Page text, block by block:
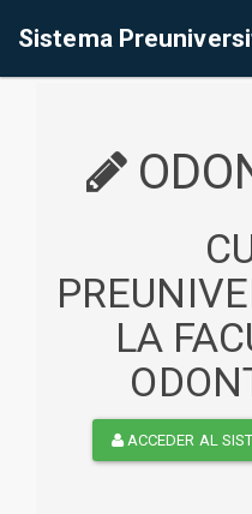
Sistema
LA
ACCEDER AL